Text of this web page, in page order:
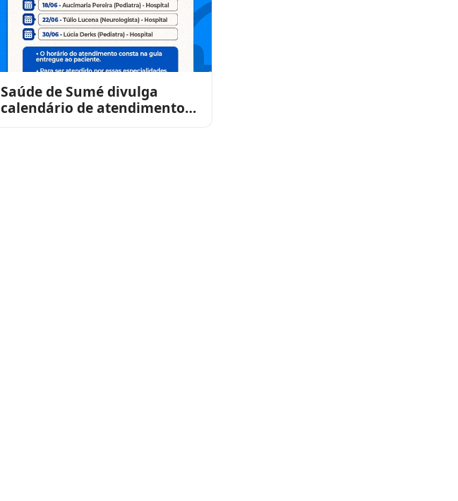
Saúde de Sumé divulga
calendário de atendimentos